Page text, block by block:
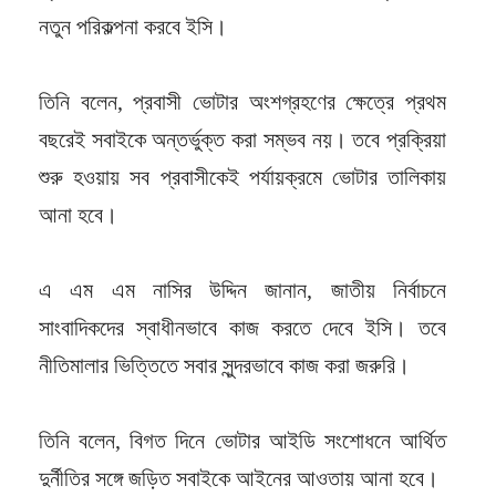
নতুন পরিকল্পনা করবে ইসি।
তিনি বলেন, প্রবাসী ভোটার অংশগ্রহণের ক্ষেত্রে প্রথম
বছরেই সবাইকে অন্তর্ভুক্ত করা সম্ভব নয়। তবে প্রক্রিয়া
শুরু হওয়ায় সব প্রবাসীকেই পর্যায়ক্রমে ভোটার তালিকায়
আনা হবে।
এ এম এম নাসির উদ্দিন জানান, জাতীয় নির্বাচনে
সাংবাদিকদের স্বাধীনভাবে কাজ করতে দেবে ইসি। তবে
নীতিমালার ভিত্তিতে সবার সুন্দরভাবে কাজ করা জরুরি।
তিনি বলেন, বিগত দিনে ভোটার আইডি সংশোধনে আর্থিত
দুর্নীতির সঙ্গে জড়িত সবাইকে আইনের আওতায় আনা হবে।